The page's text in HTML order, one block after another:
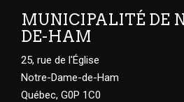
MUNICIPALITÉ DE
DE-HAM
25, rue de l'Église
Notre-Dame-de-Ham
Québec, G0P 1C0